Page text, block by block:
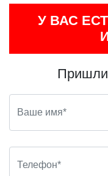
У ВАС